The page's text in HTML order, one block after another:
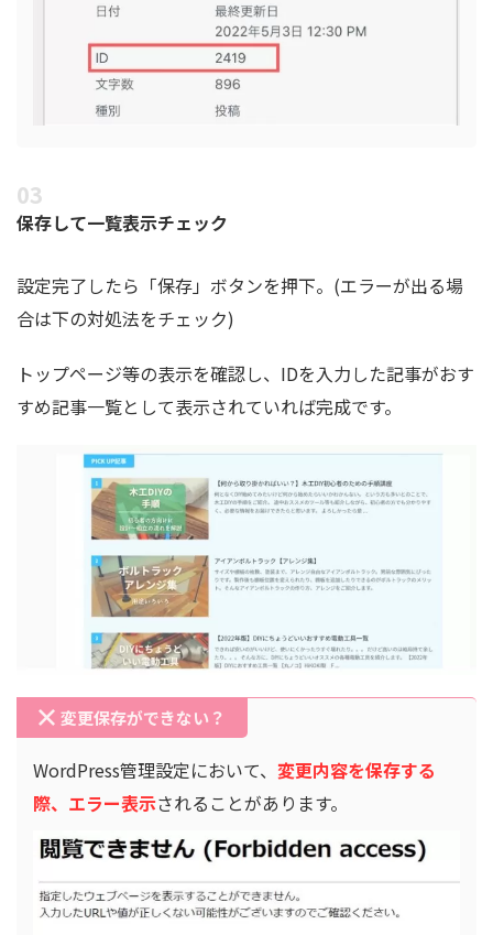
保存して一覧表示チェック
設定完了したら「保存」ボタンを押下。(エラーが出る場
合は下の対処法をチェック)
トップページ等の表示を確認し、IDを入力した記事がおす
すめ記事一覧として表示されていれば完成です。
変更保存ができない？
WordPress管理設定において、 変更内容を保存する
際、エラー表示されることがあります。